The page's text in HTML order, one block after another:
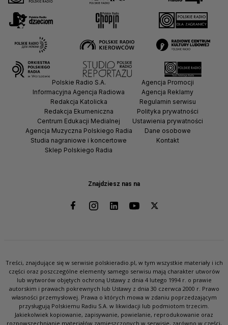
Znajdziesz nas na
Polskie Radio S.A.
Informacyjna Agencja Radiowa
Redakcja Katolicka
Redakcja Ekumeniczna
Centrum Edukacji Medialnej
Agencja Muzyczna Polskiego Radia
Studia nagraniowe i koncertowe
Sklep Polskiego Radia
Agencja Promocji
Agencja Reklamy
Regulamin serwisu
Polityka prywatności
Ustawienia prywatności
Dane osobowe
Kontakt
Treści, znajdujące się w serwisie polskieradio.pl, w tym wszystkie materiały i ich
części oraz poszczególne elementy samego serwisu mają charakter utworów
lub wytworów objętych ochroną Ustawy z dnia 4 lutego 1994 r. o prawie
autorskim i prawach pokrewnych lub Ustawy z dnia 30 czerwca 2000 r. Prawo
własności przemysłowej. Prawa o których mowa w zdaniu poprzedzającym
przysługują Polskiemu Radiu S.A. w likwidacji lub podmiotom trzecim.
Jakiekolwiek kopiowanie, zapisywanie, powielanie, reprodukowanie oraz
rozpowszechnianie materiałów zamieszczonych w serwisie, zarówno w części,